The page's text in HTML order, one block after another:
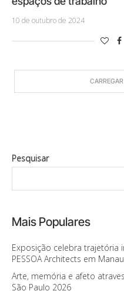
10 de outubro de 2024
Pesquisar
Mais Populares
Exposição celebra trajetória
PESSOA Architects em
Arte, memória e afeto
São Paulo 2026